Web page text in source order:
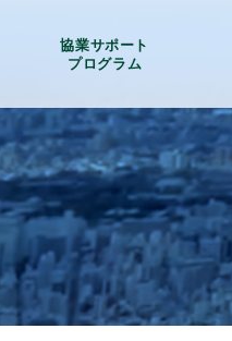
協業サポート
プログラム